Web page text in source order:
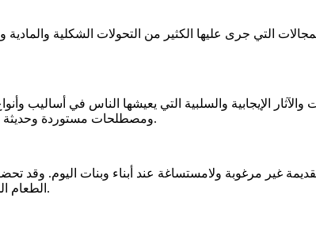
التي جرى عليها الكثير من التحولات الشكلية والمادية
والآثار الإيجابية والسلبية التي يعيشها الناس في
ومصطلحات مستوردة وحديثة على بلادنا وحضارتنا المحلية. وهذا بدون شك ولد حاجزاً كبيراً بين تاريخ وحياة الآباء والأجداد، وبين أجيال الوقت الحاضر.
غير مرغوبة ولامستساغة عند أبناء وبنات اليوم. وقد
الطعام الحديث والمستورد، ولا تميل كثيراً إلى الأكلات الشعبية المحلية، التي هي بدون شك أفضل في مكوناتها وفوائدها الصحية.